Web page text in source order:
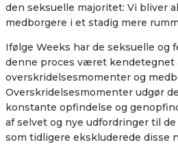
den seksuelle majoritet: Vi bliver
medborgere i et stadig mere
Ifølge Weeks har de seksuelle
denne proces været kendetegnet
overskridelsesmomenter og
Overskridelsesmomenter udgør
konstante opfindelse og
af selvet og nye udfordringer til
som tidligere ekskluderede disse